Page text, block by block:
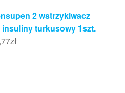
2 wstrzykiwacz
turkusowy 1szt.
zł